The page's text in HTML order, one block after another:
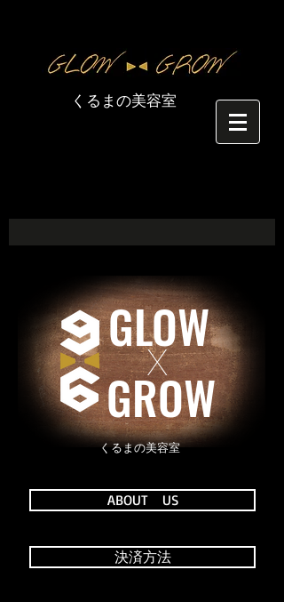
​くるまの美容室
​くるまの美容室
GLOW
GROW
​X
ABOUT US
決済方法